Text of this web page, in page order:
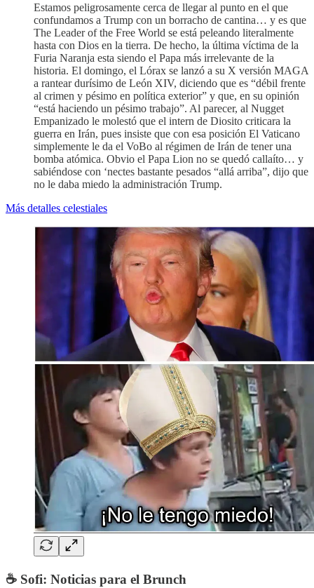
Estamos peligrosamente cerca de llegar al punto en el que
confundamos a Trump con un borracho de cantina… y es que
The Leader of the Free World se está peleando literalmente
hasta con Dios en la tierra. De hecho, la última víctima de la
Furia Naranja esta siendo el Papa más irrelevante de la
historia. El domingo, el Lórax se lanzó a su X versión MAGA
a rantear durísimo de León XIV, diciendo que es “débil frente
al crimen y pésimo en política exterior” y que, en su opinión
“está haciendo un pésimo trabajo”. Al parecer, al Nugget
Empanizado le molestó que el intern de Diosito criticara la
guerra en Irán, pues insiste que con esa posición El Vaticano
simplemente le da el VoBo al régimen de Irán de tener una
bomba atómica. Obvio el Papa Lion no se quedó callaíto… y
sabiéndose con ‘nectes bastante pesados “allá arriba”, dijo que
no le daba miedo la administración Trump.
Más detalles celestiales
☕ Sofi: Noticias para el Brunch